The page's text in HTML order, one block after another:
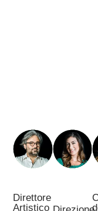
Direttore
Artistico